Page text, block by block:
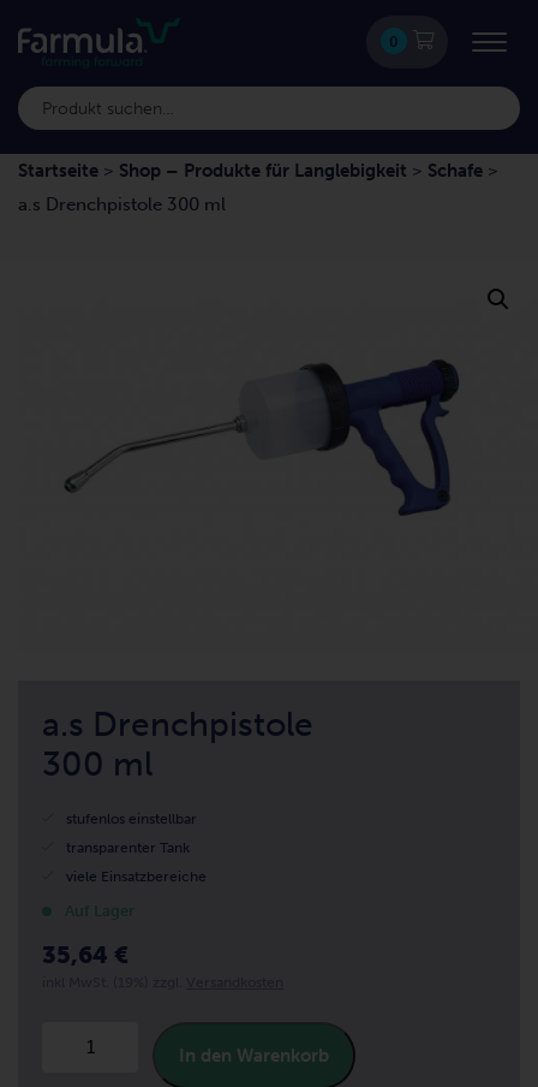
0
Startseite > Shop – Produkte für Langlebigkeit > Schafe >
a.s Drenchpistole 300 ml
a.s Drenchpistole
300 ml
stufenlos einstellbar
transparenter Tank
viele Einsatzbereiche
Auf Lager
35,64 €
In den Warenkorb